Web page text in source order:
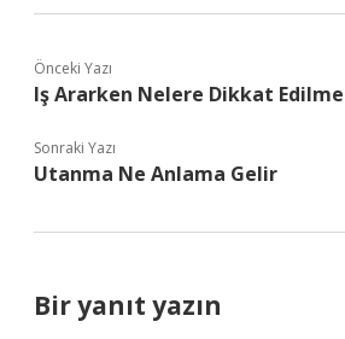
Önceki Yazı
Iş Ararken Nelere Dikkat
Sonraki Yazı
Utanma Ne Anlama Gelir
Bir yanıt yazın